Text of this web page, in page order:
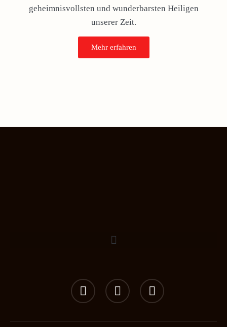
geheimnisvollsten und wunderbarsten Heiligen
unserer Zeit.
Mehr erfahren